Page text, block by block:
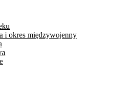
i okres międzywojenny